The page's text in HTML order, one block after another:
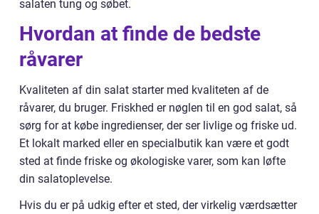
salaten tung og søbet.
Hvordan at finde de bedste
råvarer
Kvaliteten af din salat starter med kvaliteten af de
råvarer, du bruger. Friskhed er nøglen til en god salat, så
sørg for at købe ingredienser, der ser livlige og friske ud.
Et lokalt marked eller en specialbutik kan være et godt
sted at finde friske og økologiske varer, som kan løfte
din salatoplevelse.
Hvis du er på udkig efter et sted, der virkelig værdsætter